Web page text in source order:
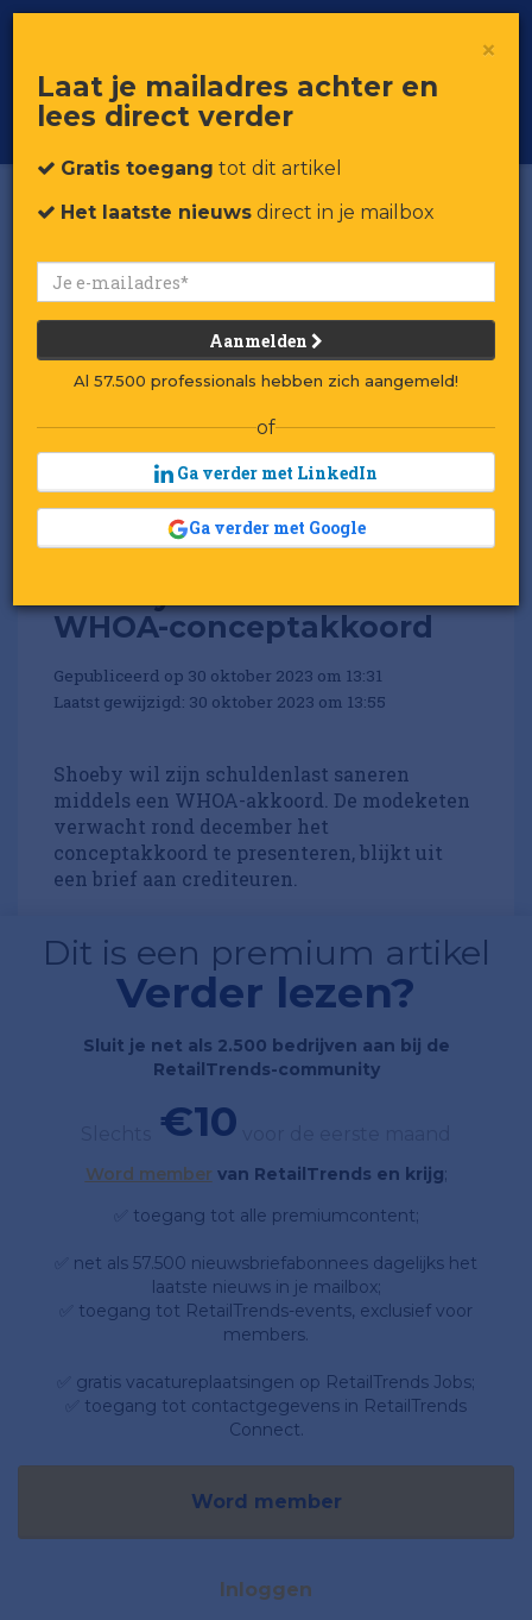
Voor professionals in retail & brands
Toggle
WHOA-conceptakkoord
Gepubliceerd op 30 oktober 2023 om 13:31
Laatst gewijzigd: 30 oktober 2023 om 13:55
Shoeby wil zijn schuldenlast saneren
middels een WHOA-akkoord. De modeketen
verwacht rond december het
conceptakkoord te presenteren, blijkt uit
een brief aan crediteuren.
Dit is een premium artikel
Verder lezen?
Sluit je net als 2.500 bedrijven aan bij de
RetailTrends-community
€10
Word member van RetailTrends en krijg;
✅ toegang tot alle premiumcontent;
✅ net als 57.500 nieuwsbriefabonnees dagelijks het
laatste nieuws in je mailbox;
✅ toegang tot RetailTrends-events, exclusief voor
members.
✅ gratis vacatureplaatsingen op RetailTrends Jobs;
✅ toegang tot contactgegevens in RetailTrends
Connect.
Word member
Inloggen
×
Laat je mailadres achter en
lees direct verder
Gratis toegang tot dit artikel
Het laatste nieuws direct in je mailbox
Aanmelden
Al 57.500 professionals hebben zich aangemeld!
of
Ga verder met LinkedIn
Ga verder met Google